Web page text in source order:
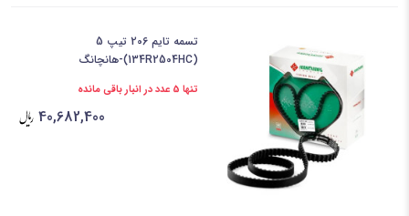
تسمه تایم 206 تیپ 5
(134R2504HC)-هانچانگ
تنها 5 عدد در انبار باقی مانده
40,682,400